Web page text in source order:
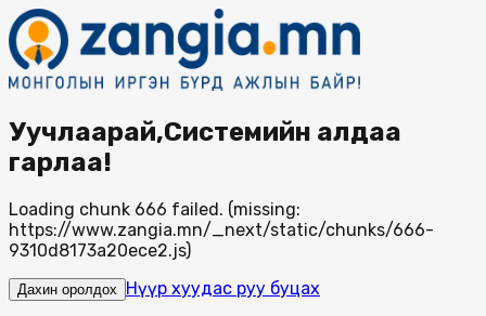
Уучлаарай,Системийн алдаа
гарлаа!
Loading chunk 666 failed. (missing:
https://www.zangia.mn/_next/static/chunks/666-
9310d8173a20ece2.js)
Дахин оролдох Нүүр хуудас руу буцах